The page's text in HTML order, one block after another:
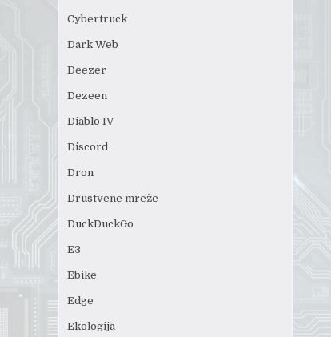
Cybertruck
Dark Web
Deezer
Dezeen
Diablo IV
Discord
Dron
Drustvene mreže
DuckDuckGo
E3
Ebike
Edge
Ekologija